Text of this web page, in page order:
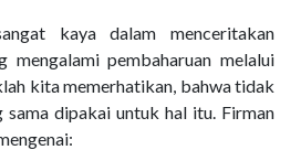
kaya dalam menceritakan
mengalami pembaharuan melalui
kita memerhatikan, bahwa tidak
sama dipakai untuk hal itu. Firman